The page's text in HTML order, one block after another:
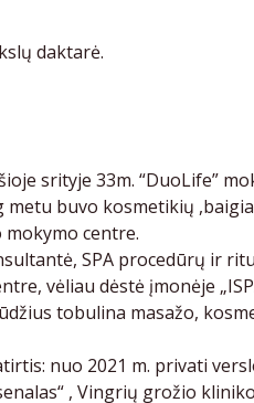
daktarė.
srityje 33m. “DuoLife”
metu buvo kosmetikių
centre.
SPA procedūrų ir
vėliau dėstė įmonėje
tobulina masažo,
nuo 2021 m. privati
, Vingrių grožio